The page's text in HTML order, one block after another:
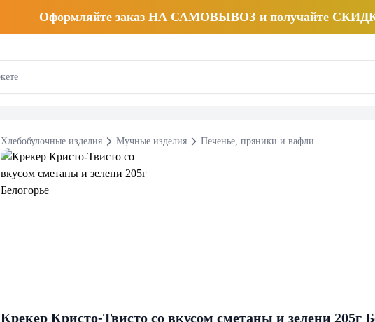
Оформляйте заказ НА САМОВЫВОЗ и получайте
Хлебобулочные изделия Мучные изделия Печенье, пряники и вафли
Крекер Кристо-Твисто со вкусом сметаны и зелени 205г